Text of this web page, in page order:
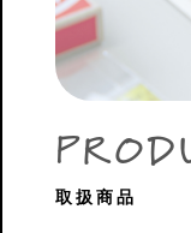
PROD
取扱商品